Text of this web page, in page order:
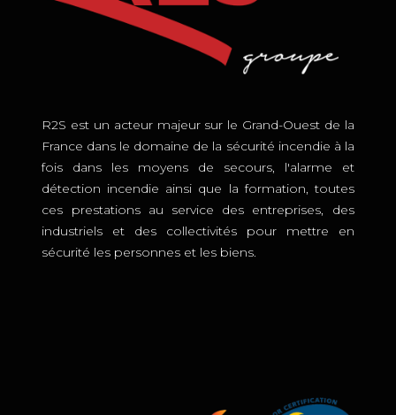
R2S est un acteur majeur sur le Grand-Ouest de la
France dans le domaine de la sécurité incendie à la
fois dans les moyens de secours, l'alarme et
détection incendie ainsi que la formation, toutes
ces prestations au service des entreprises, des
industriels et des collectivités pour mettre en
sécurité les personnes et les biens.